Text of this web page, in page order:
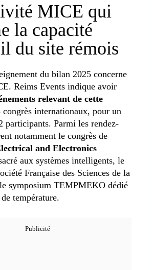
MICE qui
la capacité
du site rémois
du bilan 2025 concerne
Reims Events indique avoir
relevant de cette
congrès internationaux, pour un
participants. Parmi les rendez-
notamment le congrès de
and Electronics
aux systèmes intelligents, le
Française des Sciences de la
symposium TEMPMEKO dédié
température.